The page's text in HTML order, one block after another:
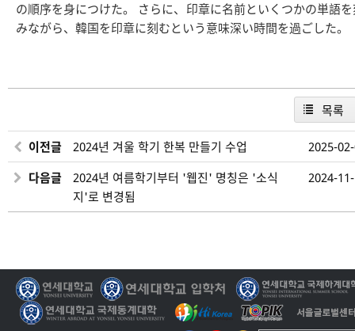
の順序を身につけた。 さらに、印章に名前といくつかの単語
みながら、韓国を印章に刻むという意味深い時間を過ごした。
목록
이전글 2024년 겨울 학기 한복 만들기 수업
2025-
다음글
2024년 여름학기부터 '웹진' 명칭은 '소식
지'로 변경됨
2024-